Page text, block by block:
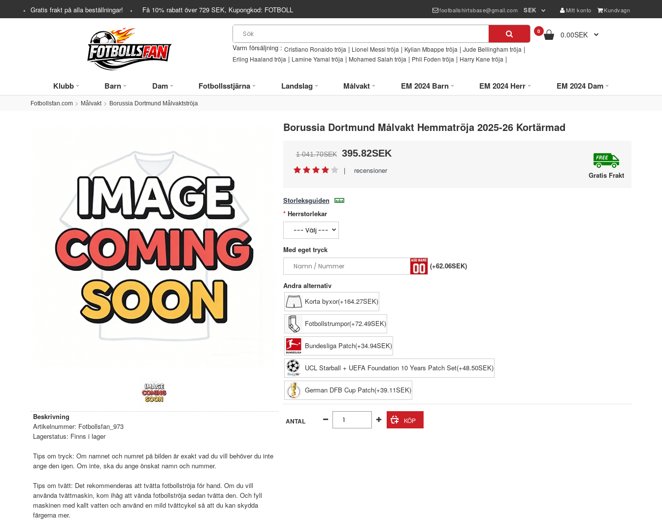
Gratis frakt på alla beställningar! Få 10% rabatt över729 SEK, Kupongkod: FOTBOLL footballshirtsbase@gmail.com SEK Mitt konto Kundvagn
Varm försäljning : Cristiano Ronaldo tröja | Lionel Messi tröja | Kylian Mbappe tröja | Jude Bellingham tröja |
Erling Haaland tröja | Lamine Yamal tröja | Mohamed Salah tröja | Phil Foden tröja | Harry Kane tröja |
0 0.00SEK
Klubb Barn Dam Fotbollsstjärna Landslag Målvakt EM 2024 Barn EM 2024 Herr EM 2024 Dam
Fotbollsfan.com Målvakt Borussia Dortmund Målvaktströja
Beskrivning
Artikelnummer: Fotbollsfan_973
Lagerstatus: Finns i lager
Tips om tryck: Om namnet och numret på bilden är exakt vad du vill behöver du inte
ange den igen. Om inte, ska du ange önskat namn och nummer.
Tips om tvätt: Det rekommenderas att tvätta fotbollströja för hand. Om du vill
använda tvättmaskin, kom ihåg att vända fotbollströja sedan tvätta den. Och fyll
maskinen med kallt vatten och använd en mild tvättcykel så att du kan skydda
färgerna mer.
Borussia Dortmund Målvakt Hemmatröja 2025-26 Kortärmad
1 041.70SEK 395.82SEK
| recensioner
Gratis Frakt
Storleksguiden
Herrstorlekar
Med eget tryck
(+62.06SEK)
Andra alternativ
Korta byxor(+164.27SEK)
Fotbollstrumpor(+72.49SEK)
Bundesliga Patch(+34.94SEK)
UCL Starball + UEFA Foundation 10 Years Patch Set(+48.50SEK)
German DFB Cup Patch(+39.11SEK)
ANTAL